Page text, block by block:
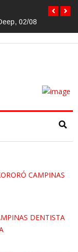
02/08